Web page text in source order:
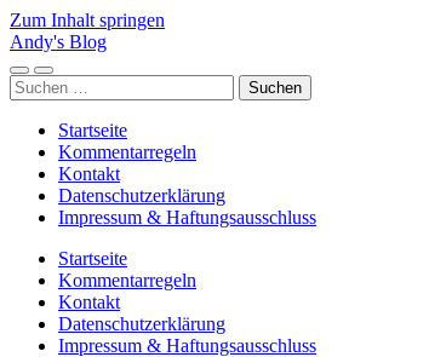
Zum Inhalt springen
Andy's Blog
Mobile-
Menü
Suchfeld
ein-/ausblenden
Suchen
nach:
Startseite
Kommentarregeln
Kontakt
Datenschutzerklärung
Impressum & Haftungsausschluss
Startseite
Kommentarregeln
Kontakt
Datenschutzerklärung
Impressum & Haftungsausschluss